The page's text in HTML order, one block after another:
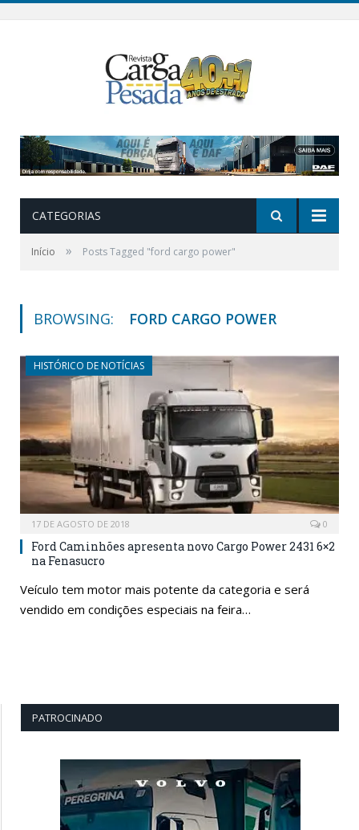
CATEGORIAS
Início » Posts Tagged "ford cargo power"
BROWSING: FORD CARGO POWER
HISTÓRICO DE NOTÍCIAS
17 DE AGOSTO DE 2018 0
Ford Caminhões apresenta novo Cargo Power 2431 6×2
na Fenasucro
Veículo tem motor mais potente da categoria e será
vendido em condições especiais na feira…
PATROCINADO